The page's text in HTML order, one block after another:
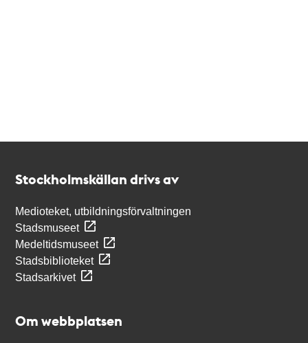
Stockholmskällan drivs av
Medioteket, utbildningsförvaltningen
Stadsmuseet
Medeltidsmuseet
Stadsbiblioteket
Stadsarkivet
Om webbplatsen